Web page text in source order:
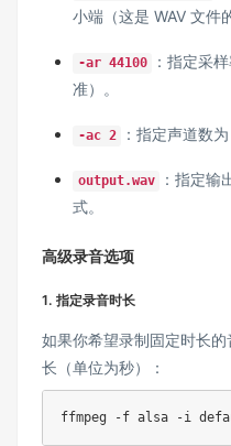
小端（这是 WAV 文件
-ar 44100
：指定采
准）。
-ac 2 ：指定声道数
output.wav
：指定输
式。
高级录音选项
1. 指定录音时长
如果你希望录制固定时长
长（单位为秒）：
ffmpeg -f alsa -i